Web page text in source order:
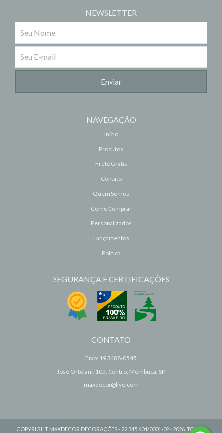
NEWSLETTER
NAVEGAÇÃO
Início
Produtos
Frete Grátis
Contato
Quem Somos
Como Comprar
Personalizados
Lançamentos
Política
SEGURANÇA E CERTIFICAÇÕES
CONTATO
Fixo: 19 3488-0545
José Ortolani, 105, Centro, Mombuca, SP
maxdecor@live.com
COPYRIGHT MAXDECOR DECORAÇÕES - 22.345.604/0001-02 - 2026. TODOS